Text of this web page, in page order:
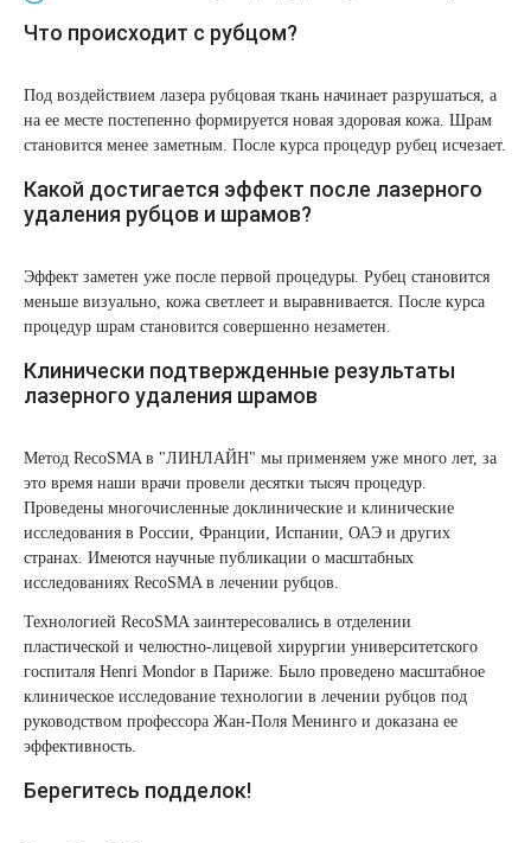
Что происходит с рубцом?
Под воздействием лазера рубцовая ткань начинает разрушаться, а
на ее месте постепенно формируется новая здоровая кожа. Шрам
становится менее заметным. После курса процедур рубец исчезает.
Какой достигается эффект после лазерного
удаления рубцов и шрамов?
Эффект заметен уже после первой процедуры. Рубец становится
меньше визуально, кожа светлеет и выравнивается. После курса
процедур шрам становится совершенно незаметен.
Клинически подтвержденные результаты
лазерного удаления шрамов
Метод RecoSMA в "ЛИНЛАЙН" мы применяем уже много лет, за
это время наши врачи провели десятки тысяч процедур.
Проведены многочисленные доклинические и клинические
исследования в России, Франции, Испании, ОАЭ и других
странах. Имеются научные публикации о масштабных
исследованиях RecoSMA в лечении рубцов.
Технологией RecoSMA заинтересовались в отделении
пластической и челюстно-лицевой хирургии университетского
госпиталя Henri Mondor в Париже. Было проведено масштабное
клиническое исследование технологии в лечении рубцов под
руководством профессора Жан-Поля Менинго и доказана ее
эффективность.
Берегитесь подделок!
Карбоновый пилинг
Лазерное лечение ринофимы
Интимное лазерное омоложение
Лазерная подтяжка кожи живота
Лазерное омоложение груди